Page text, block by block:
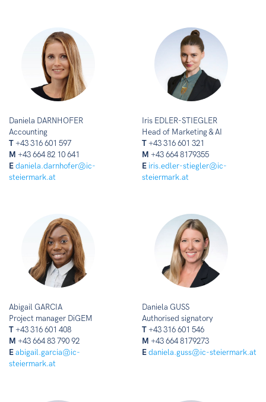
Daniela DARNHOFER
Accounting
T+43 316 601 597
M +43 664 82 10 641
Edaniela.darnhofer@ic-
steiermark.at
Iris EDLER-STIEGLER
Head of Marketing & AI
T+43 316 601 321
M +43 664 8179355
E iris.edler-stiegler@ic-
steiermark.at
Abigail GARCIA
Project manager DiGEM
T+43 316 601 408
M +43 664 83 790 92
Eabigail.garcia@ic-
steiermark.at
Daniela GUSS
Authorised signatory
T+43 316 601 546
M +43 664 8179273
Edaniela.guss@ic-steiermark.at